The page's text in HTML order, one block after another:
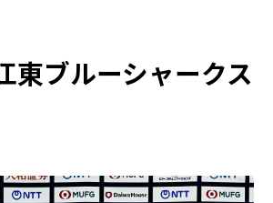
東ブルーシャークス